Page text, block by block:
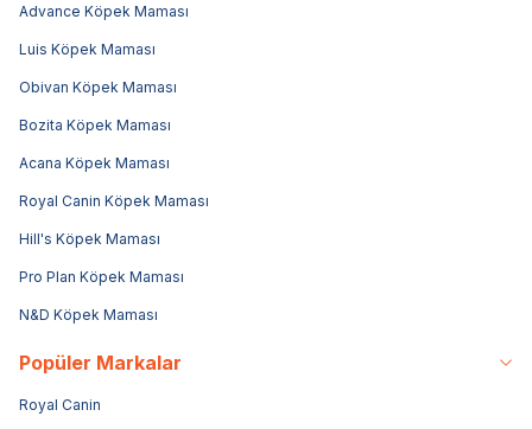
Advance Köpek Maması
Luis Köpek Maması
Obivan Köpek Maması
Bozita Köpek Maması
Acana Köpek Maması
Royal Canin Köpek Maması
Hill's Köpek Maması
Pro Plan Köpek Maması
N&D Köpek Maması
Popüler Markalar
Royal Canin